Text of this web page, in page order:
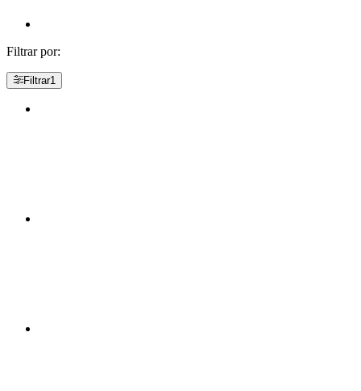
Filtrar por:
Filtrar1